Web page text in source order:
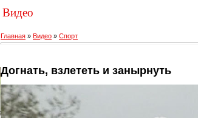
Видео
Главная » Видео » Спорт
Догнать, взлететь и занырнуть